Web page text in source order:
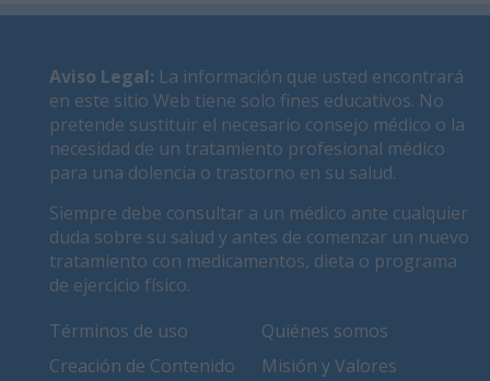
Aviso Legal: La información que usted encontrará
en este sitio Web tiene solo fines educativos. No
pretende sustituir el necesario consejo médico o la
necesidad de un tratamiento profesional médico
para una dolencia o trastorno en su salud.
Siempre debe consultar a un médico ante cualquier
duda sobre su salud y antes de comenzar un nuevo
tratamiento con medicamentos, dieta o programa
de ejercicio físico.
Términos de uso
Quiénes somos
Creación de Contenido
Misión y Valores